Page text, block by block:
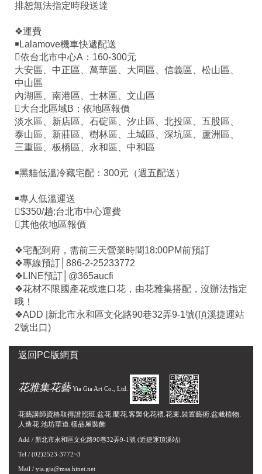
排恕無法指定時段送達
❖運費
￭Lalamove機車快遞配送
依台北市中心A：160-300元
大安區、中正區、萬華區、大同區、信義區、松山區、
中山區
內湖區、南港區、士林區、文山區
大台北區域B：依地區報價
淡水區、新店區、石碇區、汐止區、北投區、五股區、
泰山區、新莊區、樹林區、土城區、深坑區、蘆洲區、
三重區、板橋區、永和區、中和區
￭黑貓低溫冷藏宅配：300元（週五配送）
￭專人低溫運送
$350/趟:台北市中心運費
其他依地區報價
❖宅配到府，需前三天營業時間18:00PM前預訂
❖專線預訂│886-2-25233772
❖LINE預訂│@365aucfi
❖花材不限國產花或進口花，由花雅集搭配，沒辦法指定
哦！
❖ADD |新北市永和區文化路90巷32弄9-1號(頂溪捷運站
2號出口)
返回PC版網頁
花雅集花藝Yia Gia Art Co., Ltd.
花藝講師資格取得證照班.盆花.蘭花.客製化花禮.花束.裝置藝術.盆栽植物.
人造花.池坊華道.樣品屋裝飾
Add / 新北市永和區文化路90巷32弄9-1號 (近捷運頂溪站)
Tel / (02)2523-3772~3
Mail / yia.gia@msa.hinet.net